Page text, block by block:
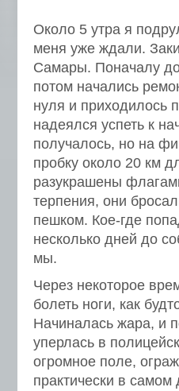
Около 5 утра я
меня уже ждали.
Самары. Поначалу
потом начались
нуля и приходилось
надеялся успеть к
получалось, но на
пробку около 20 км
разукрашены
терпения, они
пешком. Кое-где
несколько дней до
мы.
Через некоторое
болеть ноги, как
Начиналась жара, и
уперлась в
огромное поле,
практически в